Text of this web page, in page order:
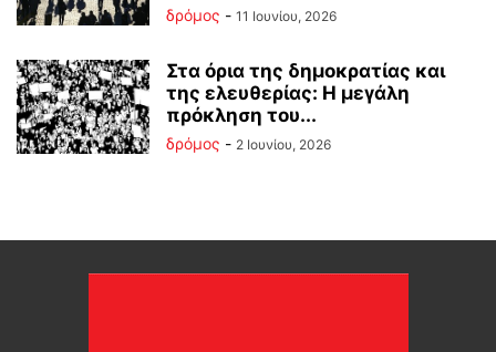
δρόμος - 11 Ιουνίου, 2026
Στα όρια της δημοκρατίας και
της ελευθερίας: Η μεγάλη
πρόκληση του...
δρόμος - 2 Ιουνίου, 2026